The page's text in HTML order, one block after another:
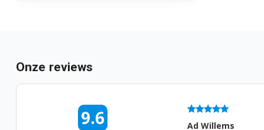
Onze reviews
9.6
05-08-2026 14:52
Ad Willems